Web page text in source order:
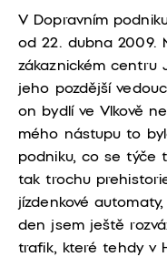
V Dopravním
od 22. dubna 2009.
zákaznickém centru
jeho pozdější
on bydlí ve Vlkově
mého nástupu to
podniku, co se týče
tak trochu
jízdenkové
den jsem ještě
trafik, které tehdy v